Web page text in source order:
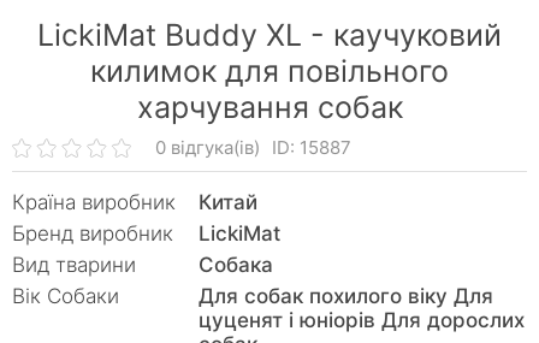
LickiMat Buddy XL - каучуковий
килимок для повільного
харчування собак
0 відгука(ів) ID: 15887
Країна виробник
Китай
Бренд виробник
LickiMat
Вид тварини
Собака
Вік Собаки
Для собак похилого віку Для
цуценят і юніорів Для дорослих